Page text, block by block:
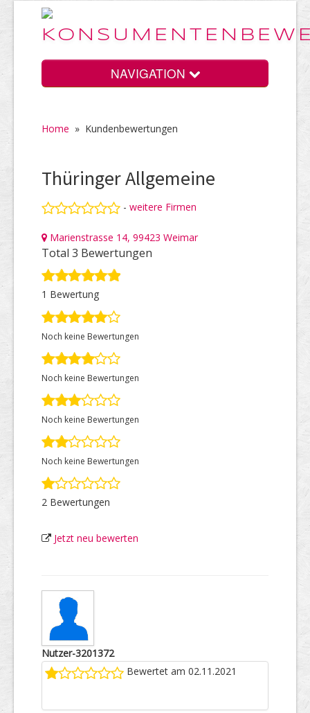
NAVIGATION
Home
Vorteile
Preise
HELP Awards
Top Firmen
Über uns
Home » Kundenbewertungen
Thüringer Allgemeine
- weitere Firmen
Marienstrasse 14, 99423 Weimar
Total 3 Bewertungen
1 Bewertung
Noch keine Bewertungen
Noch keine Bewertungen
Noch keine Bewertungen
Noch keine Bewertungen
2 Bewertungen
Jetzt neu bewerten
Nutzer-3201372
Bewertet am 02.11.2021